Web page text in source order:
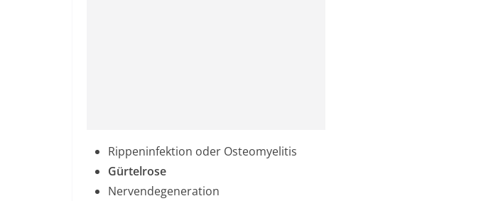
Rippeninfektion oder Osteomyelitis
Gürtelrose
Nervendegeneration